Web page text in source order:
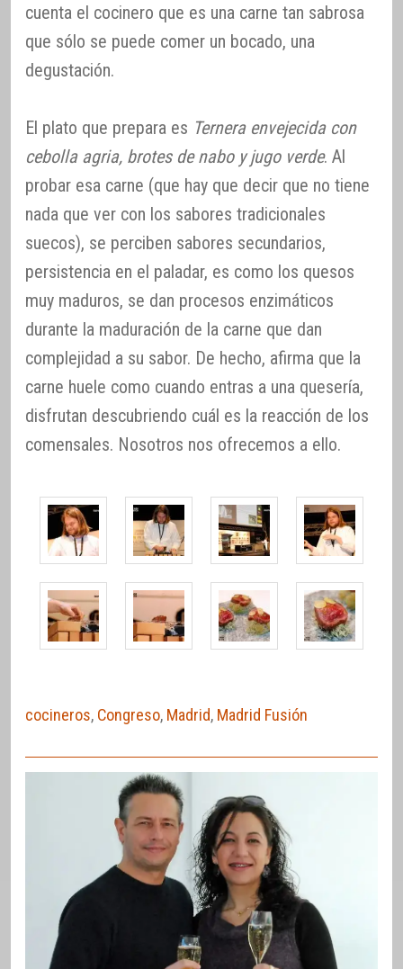
cuenta el cocinero que es una carne tan sabrosa
que sólo se puede comer un bocado, una
degustación.
El plato que prepara es Ternera envejecida con
cebolla agria, brotes de nabo y jugo verde. Al
probar esa carne (que hay que decir que no tiene
nada que ver con los sabores tradicionales
suecos), se perciben sabores secundarios,
persistencia en el paladar, es como los quesos
muy maduros, se dan procesos enzimáticos
durante la maduración de la carne que dan
complejidad a su sabor. De hecho, afirma que la
carne huele como cuando entras a una quesería,
disfrutan descubriendo cuál es la reacción de los
comensales. Nosotros nos ofrecemos a ello.
cocineros, Congreso, Madrid, Madrid Fusión